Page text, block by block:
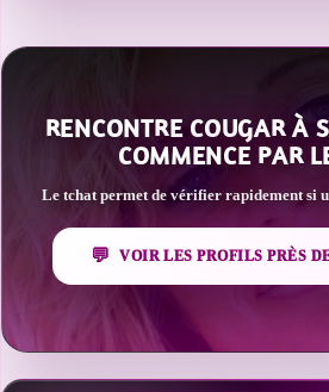
RENCONTRE COUGAR À
COMMENCE PAR
Le tchat permet de vérifier rapidement si
VOIR LES PROFILS PRÈS